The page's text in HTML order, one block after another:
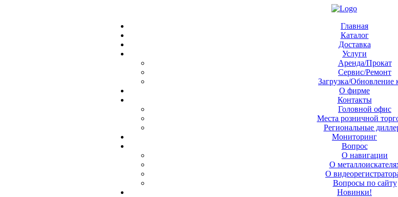
Главная
Каталог
Доставка
Услуги
Аренда/Прокат
Сервис/Ремонт
Загрузка/Обновление
О фирме
Контакты
Головной офис
Места розничной
Региональные
Мониторинг
Вопрос
О навигации
О
О
Вопросы по сайту
Новинки!